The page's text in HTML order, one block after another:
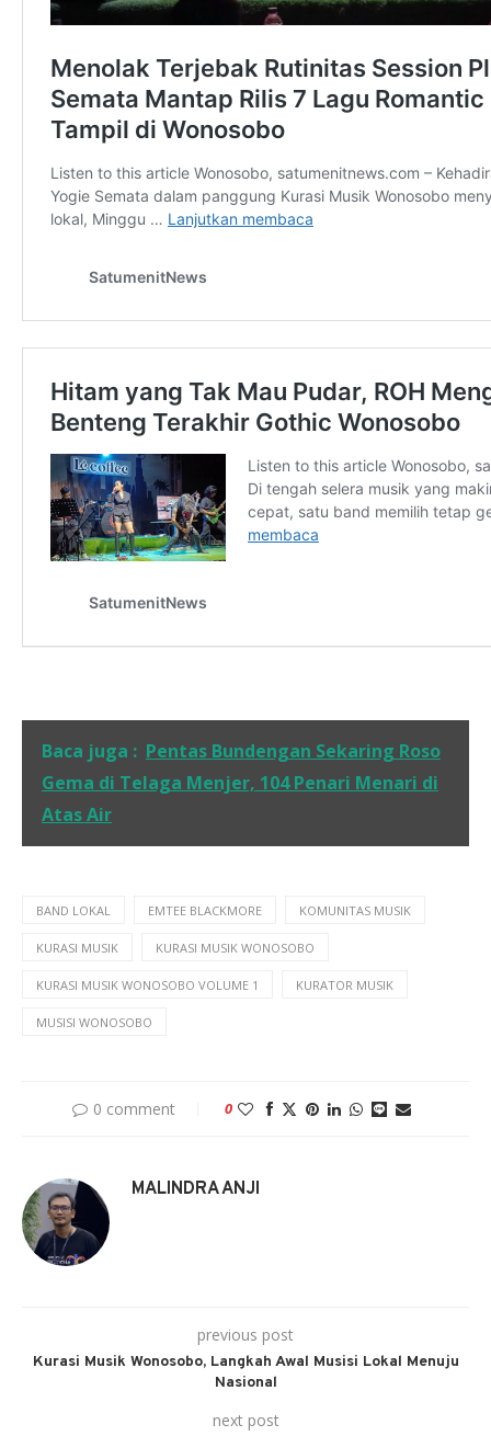
Baca juga : Pentas Bundengan Sekaring Roso
Gema di Telaga Menjer, 104 Penari Menari di
Atas Air
BAND LOKAL EMTEE BLACKMORE KOMUNITAS MUSIK
KURASI MUSIK KURASI MUSIK WONOSOBO
KURASI MUSIK WONOSOBO VOLUME 1 KURATOR MUSIK
MUSISI WONOSOBO
0 comment 0
MALINDRA ANJI
previous post
Kurasi Musik Wonosobo, Langkah Awal Musisi Lokal Menuju
Nasional
next post